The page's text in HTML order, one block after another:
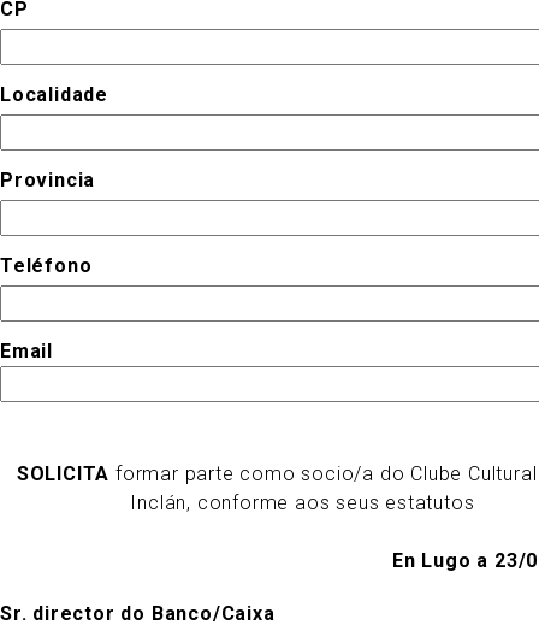
CP
Localidade
Provincia
Teléfono
Email
SOLICITA formar parte como socio/a do Clube
Inclán, conforme aos seus estatutos
En Lugo a 23/
Sr. director do Banco/Caixa